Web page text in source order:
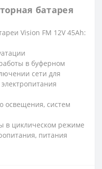
батарея
Vision FM 12V 45Ah:
в буферном
сети для
освещения, систем
в циклическом режиме
питания